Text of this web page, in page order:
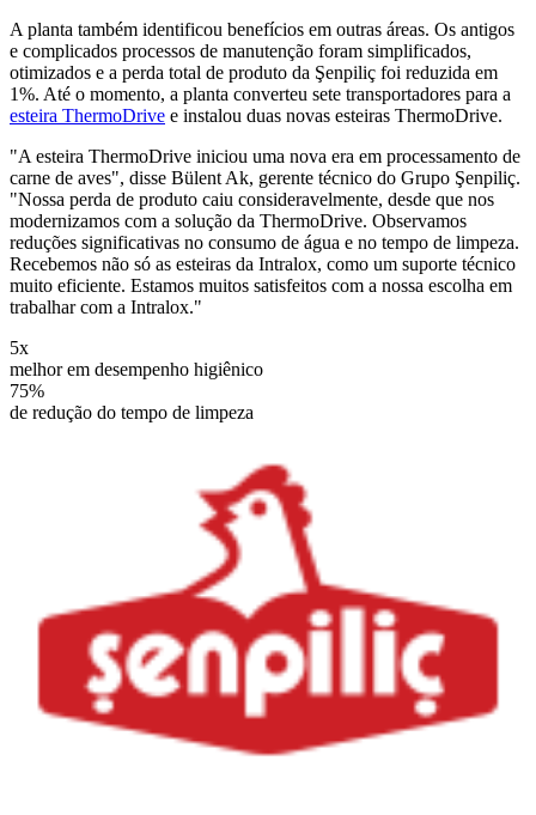
A planta também identificou benefícios em outras áreas. Os antigos
e complicados processos de manutenção foram simplificados,
otimizados e a perda total de produto da Şenpiliç foi reduzida em
1%. Até o momento, a planta converteu sete transportadores para a
esteira ThermoDrive e instalou duas novas esteiras ThermoDrive.
"A esteira ThermoDrive iniciou uma nova era em processamento de
carne de aves", disse Bülent Ak, gerente técnico do Grupo Şenpiliç.
"Nossa perda de produto caiu consideravelmente, desde que nos
modernizamos com a solução da ThermoDrive. Observamos
reduções significativas no consumo de água e no tempo de limpeza.
Recebemos não só as esteiras da Intralox, como um suporte técnico
muito eficiente. Estamos muitos satisfeitos com a nossa escolha em
trabalhar com a Intralox."
5x
melhor em desempenho higiênico
75%
de redução do tempo de limpeza